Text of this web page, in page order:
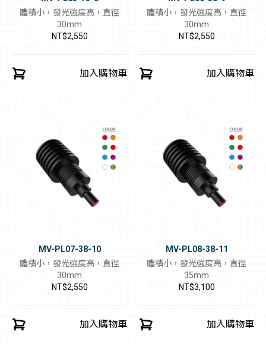
體積小，發光強度高，直徑
30mm
NT$2,550
加入購物車
體積小，發光強度高，直徑
30mm
NT$2,550
加入購物車
MV-PL07-38-10
體積小，發光強度高，直徑
30mm
NT$2,550
加入購物車
MV-PL08-38-11
體積小，發光強度高，直徑
35mm
NT$3,100
加入購物車